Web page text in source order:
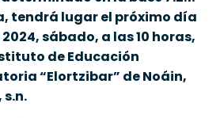
tendrá lugar el próximo día
sábado, a las 10 horas,
de Educación
“Elortzibar” de Noáin,